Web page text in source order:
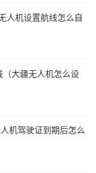
人机设置航线怎么自
大疆无人机怎么设
机驾驶证到期后怎么